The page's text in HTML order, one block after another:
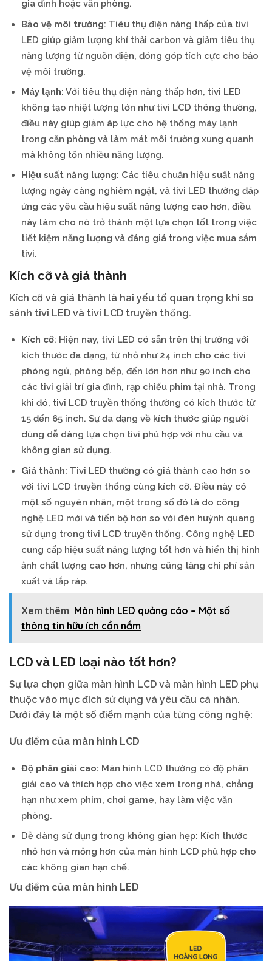
gia đình hoặc văn phòng.
Bảo vệ môi trường: Tiêu thụ điện năng thấp của tivi
LED giúp giảm lượng khí thải carbon và giảm tiêu thụ
năng lượng từ nguồn điện, đóng góp tích cực cho bảo
vệ môi trường.
Máy lạnh: Với tiêu thụ điện năng thấp hơn, tivi LED
không tạo nhiệt lượng lớn như tivi LCD thông thường,
điều này giúp giảm áp lực cho hệ thống máy lạnh
trong căn phòng và làm mát môi trường xung quanh
mà không tốn nhiều năng lượng.
Hiệu suất năng lượng: Các tiêu chuẩn hiệu suất năng
lượng ngày càng nghiêm ngặt, và tivi LED thường đáp
ứng các yêu cầu hiệu suất năng lượng cao hơn, điều
này làm cho nó trở thành một lựa chọn tốt trong việc
tiết kiệm năng lượng và đáng giá trong việc mua sắm
tivi.
Kích cỡ và giá thành
Kích cỡ và giá thành là hai yếu tố quan trọng khi so
sánh tivi LED và tivi LCD truyền thống.
Kích cỡ: Hiện nay, tivi LED có sẵn trên thị trường với
kích thước đa dạng, từ nhỏ như 24 inch cho các tivi
phòng ngủ, phòng bếp, đến lớn hơn như 90 inch cho
các tivi giải trí gia đình, rạp chiếu phim tại nhà. Trong
khi đó, tivi LCD truyền thống thường có kích thước từ
15 đến 65 inch. Sự đa dạng về kích thước giúp người
dùng dễ dàng lựa chọn tivi phù hợp với nhu cầu và
không gian sử dụng.
Giá thành: Tivi LED thường có giá thành cao hơn so
với tivi LCD truyền thống cùng kích cỡ. Điều này có
một số nguyên nhân, một trong số đó là do công
nghệ LED mới và tiến bộ hơn so với đèn huỳnh quang
sử dụng trong tivi LCD truyền thống. Công nghệ LED
cung cấp hiệu suất năng lượng tốt hơn và hiển thị hình
ảnh chất lượng cao hơn, nhưng cũng tăng chi phí sản
xuất và lắp ráp.
Xem thêm Màn hình LED quảng cáo – Một số
thông tin hữu ích cần nắm
LCD và LED loại nào tốt hơn?
Sự lựa chọn giữa màn hình LCD và màn hình LED phụ
thuộc vào mục đích sử dụng và yêu cầu cá nhân.
Dưới đây là một số điểm mạnh của từng công nghệ:
Ưu điểm của màn hình LCD
Độ phân giải cao: Màn hình LCD thường có độ phân
giải cao và thích hợp cho việc xem trong nhà, chẳng
hạn như xem phim, chơi game, hay làm việc văn
phòng.
Dễ dàng sử dụng trong không gian hẹp: Kích thước
nhỏ hơn và mỏng hơn của màn hình LCD phù hợp cho
các không gian hạn chế.
Ưu điểm của màn hình LED